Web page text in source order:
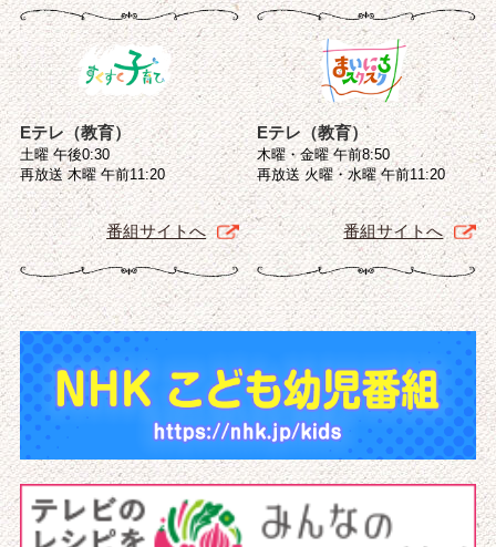
Eテレ（教育）
土曜 午後0:30
再放送 木曜 午前11:20
番組サイトへ
Eテレ（教育）
木曜・金曜 午前8:50
再放送 火曜・水曜 午前11:20
番組サイトへ